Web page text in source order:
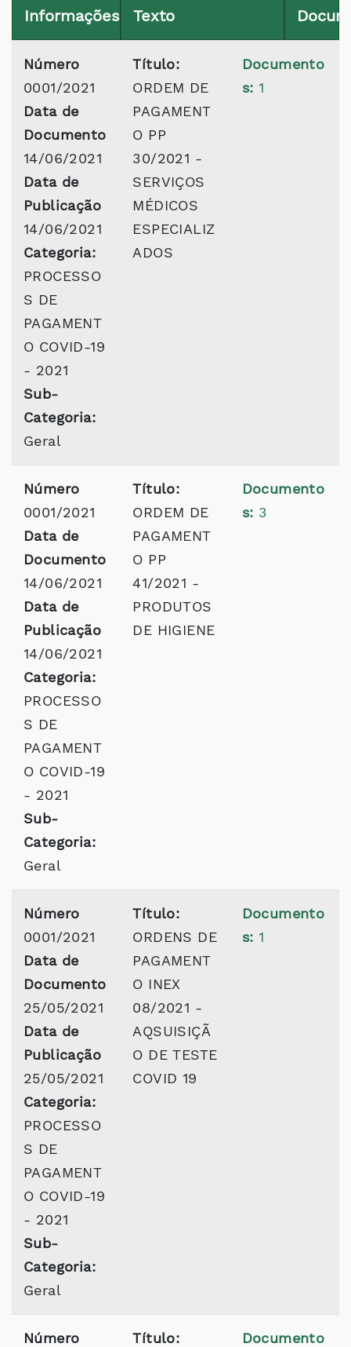
Informações Texto
Número
0001/2021
Data de
Documento
14/06/2021
Data de
Publicação
14/06/2021
Categoria:
PROCESSO
S DE
PAGAMENT
O COVID-19
- 2021
Sub-
Categoria:
Geral
Título:
ORDEM DE
PAGAMENT
O PP
30/2021 -
SERVIÇOS
MÉDICOS
ESPECIALIZ
ADOS
Documento
s: 1
Número
0001/2021
Data de
Documento
14/06/2021
Data de
Publicação
14/06/2021
Categoria:
PROCESSO
S DE
PAGAMENT
O COVID-19
- 2021
Sub-
Categoria:
Geral
Título:
ORDEM DE
PAGAMENT
O PP
41/2021 -
PRODUTOS
DE HIGIENE
Documento
s: 3
Número
0001/2021
Data de
Documento
25/05/2021
Data de
Publicação
25/05/2021
Categoria:
PROCESSO
S DE
PAGAMENT
O COVID-19
- 2021
Sub-
Categoria:
Geral
Título:
ORDENS DE
PAGAMENT
O INEX
08/2021 -
AQSUISIÇÃ
O DE TESTE
COVID 19
Documento
s: 1
Número
Título:
Documento